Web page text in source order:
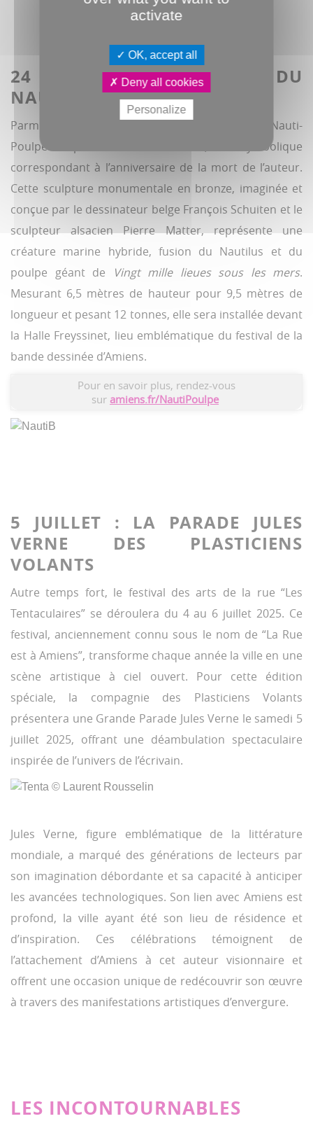
24 MARS : L'INAUGURATION DU
NAUTI-POULPE
Parmi les moments forts, l’inauguration du Nauti-
Poulpe est prévue le 24 mars 2025, date symbolique
correspondant à l’anniversaire de la mort de l’auteur.
Cette sculpture monumentale en bronze, imaginée et
conçue par le dessinateur belge François Schuiten et le
sculpteur alsacien Pierre Matter, représente une
créature marine hybride, fusion du Nautilus et du
poulpe géant de
Vingt mille lieues sous les mers.
Mesurant 6,5 mètres de hauteur pour 9,5 mètres de
longueur et pesant 12 tonnes, elle sera installée devant
la Halle Freyssinet, lieu emblématique du festival de la
bande dessinée d’Amiens.
Pour en savoir plus, rendez-vous
sur amiens.fr/NautiPoulpe
5 JUILLET : LA PARADE JULES
VERNE DES PLASTICIENS
VOLANTS
Autre temps fort, le festival des arts de la rue “Les
Tentaculaires” se déroulera du 4 au 6 juillet 2025. Ce
festival, anciennement connu sous le nom de “La Rue
est à Amiens”, transforme chaque année la ville en une
scène artistique à ciel ouvert. Pour cette édition
spéciale, la compagnie des Plasticiens Volants
présentera une Grande Parade Jules Verne le samedi 5
juillet 2025, offrant une déambulation spectaculaire
inspirée de l’univers de l’écrivain.
Jules Verne, figure emblématique de la littérature
mondiale, a marqué des générations de lecteurs par
son imagination débordante et sa capacité à anticiper
les avancées technologiques. Son lien avec Amiens est
profond, la ville ayant été son lieu de résidence et
d’inspiration. Ces célébrations témoignent de
l’attachement d’Amiens à cet auteur visionnaire et
offrent une occasion unique de redécouvrir son œuvre
à travers des manifestations artistiques d’envergure.
LES INCONTOURNABLES
activate
OK, accept all
Deny all cookies
Personalize